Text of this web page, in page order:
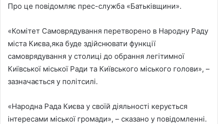
Про це повідомляє прес-служба «Батьківщини».
«Комітет Самоврядування перетворено в Народну Раду
міста Києва,яка буде здійснювати функції
самоврядування у столиці до обрання легітимної
Київської міської Ради та Київського міського голови», –
зазначається у політсилі.
«Народна Рада Києва у своїй діяльності керується
інтересами міської громади», – сказано у повідомленні.